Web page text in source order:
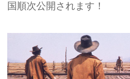
国順次公開されます！